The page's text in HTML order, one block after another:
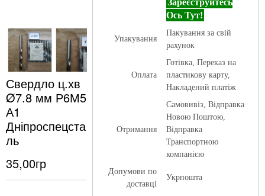
Свердло ц.хв
Ø7.8 мм Р6М5
А1
Дніпроспецста
ль
35,00гр
Зареєструйтесь
Ось Тут!
Упакування
Пакування за свій
рахунок
Оплата
Готівка, Переказ на
пластикову карту,
Накладений платіж
Отримання
Самовивіз, Відправка
Новою Поштою,
Відправка
Транспортною
компанією
Допумови по
доставці
Укрпошта